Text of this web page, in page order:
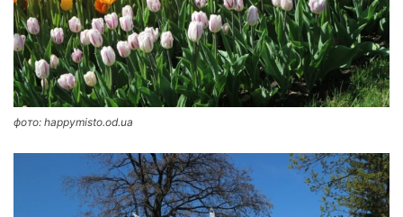
фото: happymisto.od.ua